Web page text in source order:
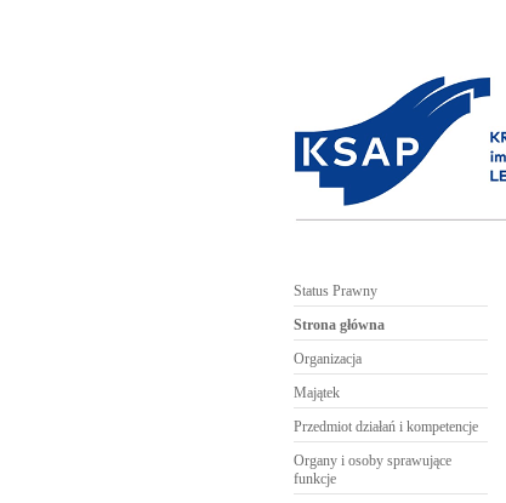
Status Prawny
Strona główna
Organizacja
Majątek
Przedmiot działań i kompetencje
Organy i osoby sprawujące
funkcje